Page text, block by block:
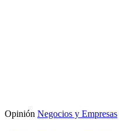
Opinión Negocios y Empresas